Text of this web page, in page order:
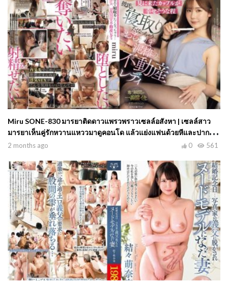
Miru SONE-830 มารยาติดดาวแพรวพราวเซลล์อสังหา | เซลล์สาว
มารยาเห็นคู่รักหวานแหววมาดูคอนโด แล้วแย่งแฟนด้วยหีและปากจน
ผู้ชายยอมทิ้งเมียใหม่
2 months ago 561
0